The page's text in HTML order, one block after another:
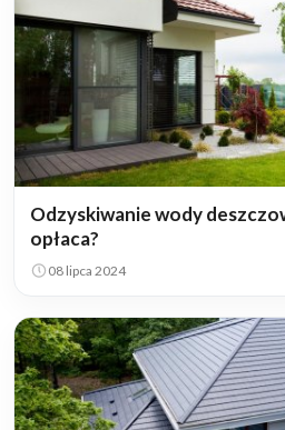
Odzyskiwanie wody
opłaca?
08 lipca 2024